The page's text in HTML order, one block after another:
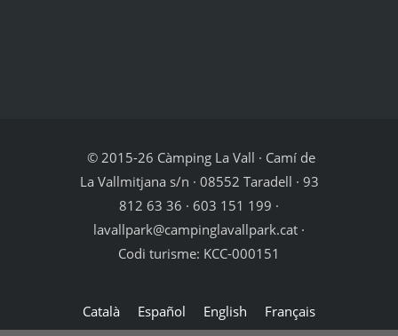
© 2015-26 Càmping La Vall · Camí de
La Vallmitjana s/n · 08552 Taradell · 93
812 63 36 · 603 151 199 ·
lavallpark@campinglavallpark.cat ·
Codi turisme: KCC-000151
Català Español English Français